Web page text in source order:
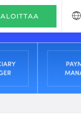
ALOITTAA